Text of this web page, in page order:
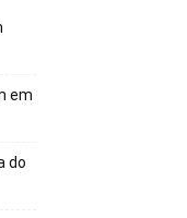
em
do